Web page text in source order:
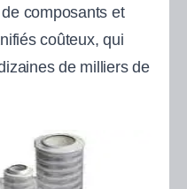
composants et
coûteux, qui
de milliers de